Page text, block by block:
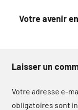
Votre avenir
Laisser un
Votre adresse e-
obligatoires sont